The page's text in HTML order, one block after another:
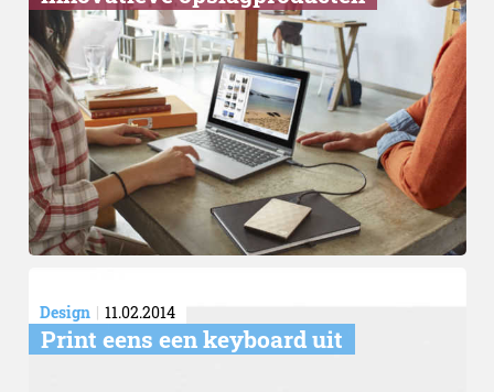
Design 11.02.2014
Print eens een keyboard uit